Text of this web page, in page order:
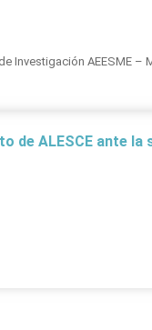
Investigación AEESME –
de ALESCE ante